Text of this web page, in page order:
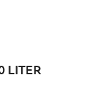
LITER